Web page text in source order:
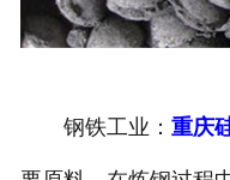
钢铁工业： 重庆